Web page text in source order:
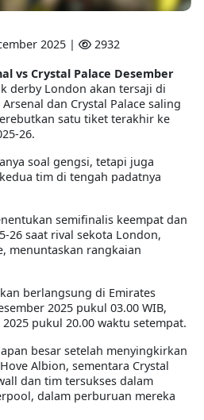
2025 |
2932
vs Crystal Palace Desember
derby London akan tersaji di
dan Crystal Palace saling
satu tiket terakhir ke
26.
soal gengsi, tetapi juga
tim di tengah padatnya
semifinalis keempat dan
26 saat rival sekota London,
menuntaskan rangkaian
berlangsung di Emirates
2025 pukul 03.00 WIB,
pukul 20.00 waktu setempat.
besar setelah menyingkirkan
Albion, sementara Crystal
dan tim tersukses dalam
dalam perburuan mereka